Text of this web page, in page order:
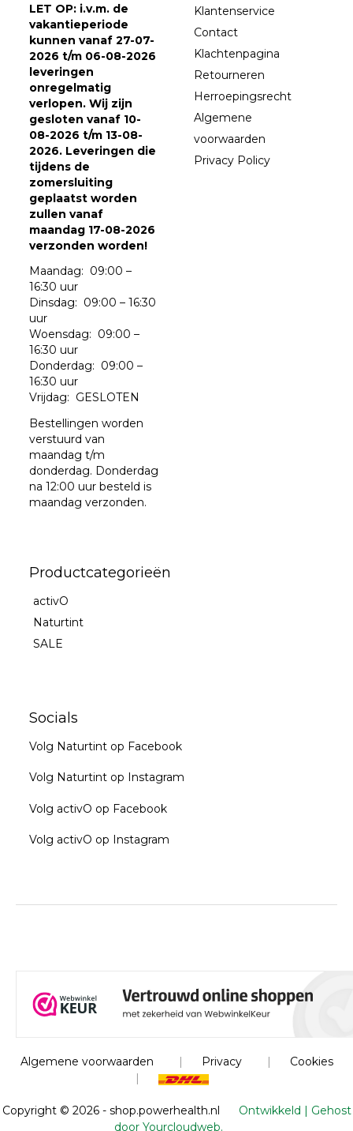
LET OP: i.v.m. de
vakantieperiode
kunnen vanaf 27-07-
2026 t/m 06-08-2026
leveringen
onregelmatig
verlopen. Wij zijn
gesloten vanaf 10-
08-2026 t/m 13-08-
2026. Leveringen die
tijdens de
zomersluiting
geplaatst worden
zullen vanaf
maandag 17-08-2026
verzonden worden!
Maandag: 09:00 –
16:30 uur
Dinsdag: 09:00 – 16:30
uur
Woensdag: 09:00 –
16:30 uur
Donderdag: 09:00 –
16:30 uur
Vrijdag: GESLOTEN
Bestellingen worden
verstuurd van
maandag t/m
donderdag. Donderdag
na 12:00 uur besteld is
maandag verzonden.
Klantenservice
Contact
Klachtenpagina
Retourneren
Herroepingsrecht
Algemene
voorwaarden
Privacy Policy
Productcategorieën
activO
Naturtint
SALE
Socials
Volg Naturtint op Facebook
Volg Naturtint op Instagram
Volg activO op Facebook
Volg activO op Instagram
Algemene voorwaarden Privacy
Cookies
Copyright © 2026 - shop.powerhealth.nl
Ontwikkeld | Gehost
door Yourcloudweb.